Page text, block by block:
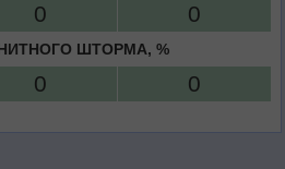
0 0
ШТОРМА, %
0 0